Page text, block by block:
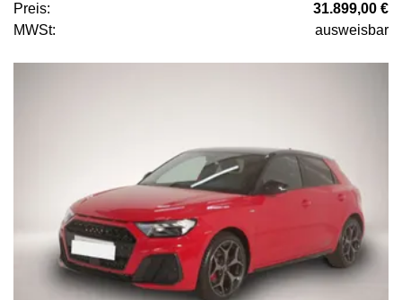
Preis:
31.899,00 €
MWSt:
ausweisbar